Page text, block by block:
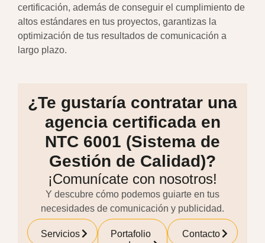
certificación, además de conseguir el cumplimiento de
altos estándares en tus proyectos, garantizas la
optimización de tus resultados de comunicación a
largo plazo.
¿Te gustaría contratar una
agencia certificada en
NTC 6001 (Sistema de
Gestión de Calidad)?
¡Comunícate con nosotros!
Y descubre cómo podemos guiarte en tus
necesidades de comunicación y publicidad.
Servicios
Portafolio
Contacto